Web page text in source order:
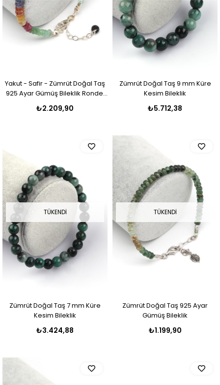
Yakut - Safir - Zümrüt Doğal Taş
925 Ayar Gümüş Bileklik Rondel
Kesim - BLK-2022
₺2.209,90
Zümrüt Doğal Taş 9 mm Küre
Kesim Bileklik
₺5.712,38
TÜKENDI
Zümrüt Doğal Taş 7 mm Küre
Kesim Bileklik
₺3.424,88
TÜKENDI
Zümrüt Doğal Taş 925 Ayar
Gümüş Bileklik
₺1.199,90